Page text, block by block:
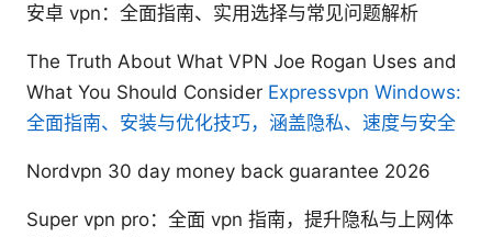
安卓 vpn：全面指南、实用选择与常见问题解析
The Truth About What VPN Joe Rogan Uses and
What You Should Consider Expressvpn Windows:
全面指南、安装与优化技巧，涵盖隐私、速度与安全
Nordvpn 30 day money back guarantee 2026
Super vpn pro：全面 vpn 指南，提升隐私与上网体